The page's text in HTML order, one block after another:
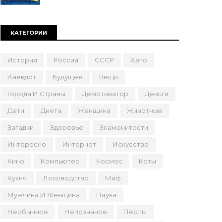
КАТЕГОРИИ
История Россия СССР Авто
Анекдот Будущее Вещи
Города И Страны Демотиватор Деньги
Дети Диета Женщина Животные
Загадки Здоровье Знаменитости
Интересно Интернет Искусство
Кино Компьютер Космос Коты
Кухня Лоховодство Миф
Мужчина И Женщина Наука
Необычное Непознаное Перлы